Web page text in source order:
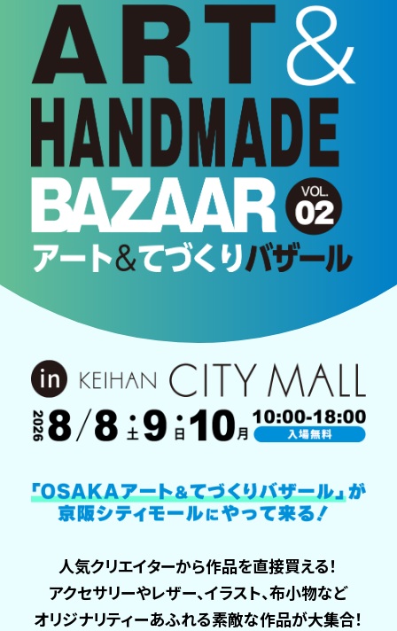
人気クリエイターから作品を直接買える！
アクセサリーやレザー、イラスト、布小物など
オリジナリティーあふれる素敵な作品が大集合！